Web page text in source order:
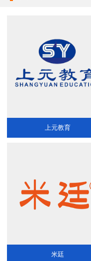
上元教育
米廷